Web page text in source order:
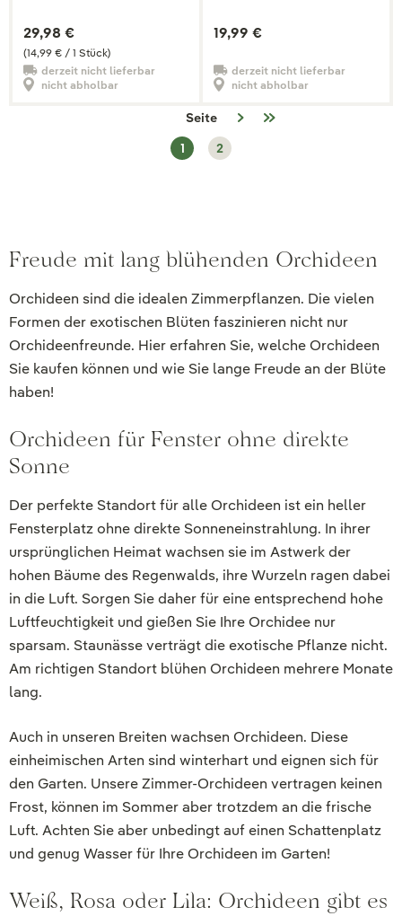
(14,99 € / 1 Stück)
29,98 €
derzeit nicht lieferbar
nicht abholbar
19,99 €
derzeit nicht lieferbar
nicht abholbar
Seite
1
2
Freude mit lang blühenden Orchideen
Orchideen sind die idealen Zimmerpflanzen. Die vielen
Formen der exotischen Blüten faszinieren nicht nur
Orchideenfreunde. Hier erfahren Sie, welche Orchideen
Sie kaufen können und wie Sie lange Freude an der Blüte
haben!
Orchideen für Fenster ohne direkte
Sonne
Der perfekte Standort für alle Orchideen ist ein heller
Fensterplatz ohne direkte Sonneneinstrahlung. In ihrer
ursprünglichen Heimat wachsen sie im Astwerk der
hohen Bäume des Regenwalds, ihre Wurzeln ragen dabei
in die Luft. Sorgen Sie daher für eine entsprechend hohe
Luftfeuchtigkeit und gießen Sie Ihre Orchidee nur
sparsam. Staunässe verträgt die exotische Pflanze nicht.
Am richtigen Standort blühen Orchideen mehrere Monate
lang.
Auch in unseren Breiten wachsen Orchideen. Diese
einheimischen Arten sind winterhart und eignen sich für
den Garten. Unsere Zimmer-Orchideen vertragen keinen
Frost, können im Sommer aber trotzdem an die frische
Luft. Achten Sie aber unbedingt auf einen Schattenplatz
und genug Wasser für Ihre Orchideen im Garten!
Weiß, Rosa oder Lila: Orchideen gibt es